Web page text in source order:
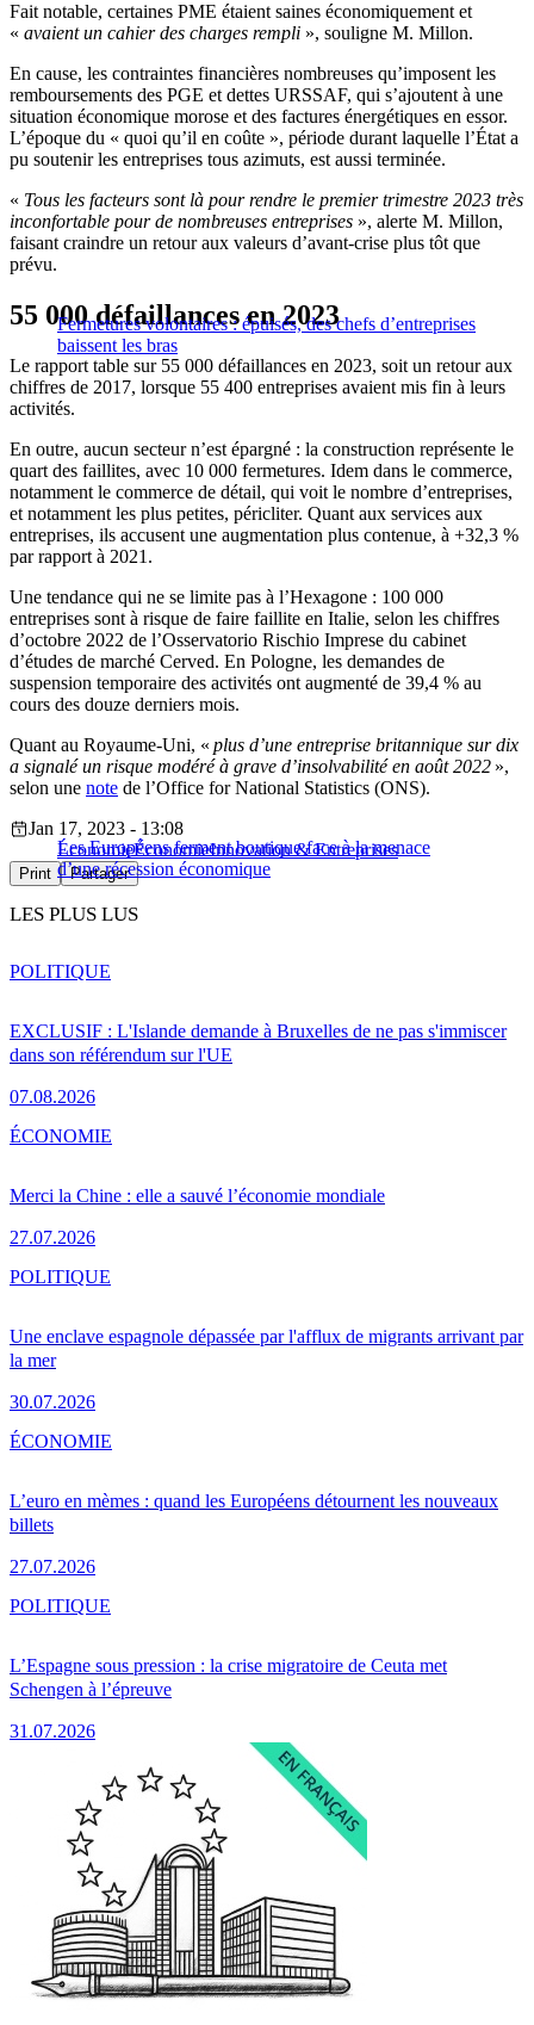
Fait notable, certaines PME étaient saines économiquement et
« avaient un cahier des charges rempli », souligne M. Millon.
En cause, les contraintes financières nombreuses qu’imposent les
remboursements des PGE et dettes URSSAF, qui s’ajoutent à une
situation économique morose et des factures énergétiques en essor.
L’époque du « quoi qu’il en coûte », période durant laquelle l’État a
pu soutenir les entreprises tous azimuts, est aussi terminée.
« Tous les facteurs sont là pour rendre le premier trimestre 2023 très
inconfortable pour de nombreuses entreprises », alerte M. Millon,
faisant craindre un retour aux valeurs d’avant-crise plus tôt que
prévu.
Fermetures volontaires : épuisés, des chefs d’entreprises
baissent les bras
55 000 défaillances en 2023
Le rapport table sur 55 000 défaillances en 2023, soit un retour aux
chiffres de 2017, lorsque 55 400 entreprises avaient mis fin à leurs
activités.
En outre, aucun secteur n’est épargné : la construction représente le
quart des faillites, avec 10 000 fermetures. Idem dans le commerce,
notamment le commerce de détail, qui voit le nombre d’entreprises,
et notamment les plus petites, péricliter. Quant aux services aux
entreprises, ils accusent une augmentation plus contenue, à +32,3 %
par rapport à 2021.
Une tendance qui ne se limite pas à l’Hexagone : 100 000
entreprises sont à risque de faire faillite en Italie, selon les chiffres
d’octobre 2022 de l’Osservatorio Rischio Imprese du cabinet
d’études de marché Cerved. En Pologne, les demandes de
suspension temporaire des activités ont augmenté de 39,4 % au
cours des douze derniers mois.
Quant au Royaume-Uni, « plus d’une entreprise britannique sur dix
a signalé un risque modéré à grave d’insolvabilité en août 2022 »,
selon une note de l’Office for National Statistics (ONS).
Les Européens ferment boutique face à la menace
d’une récession économique
Jan 17, 2023 - 13:08
ÉconomieÉconomieInnovation & Entreprises
Print Partager
LES PLUS LUS
EXCLUSIF : L'Islande demande à Bruxelles de ne pas s'immiscer
dans son référendum sur l'UE
07.08.2026
POLITIQUE
Merci la Chine : elle a sauvé l’économie mondiale
27.07.2026
ÉCONOMIE
Une enclave espagnole dépassée par l'afflux de migrants arrivant par
la mer
30.07.2026
POLITIQUE
L’euro en mèmes : quand les Européens détournent les nouveaux
billets
27.07.2026
ÉCONOMIE
L’Espagne sous pression : la crise migratoire de Ceuta met
Schengen à l’épreuve
31.07.2026
POLITIQUE